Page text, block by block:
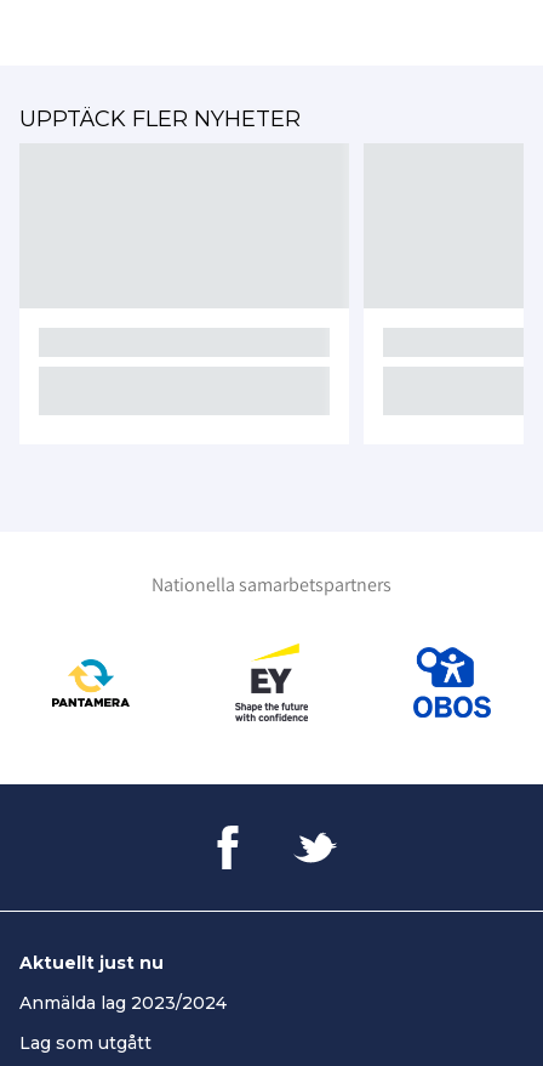
UPPTÄCK FLER NYHETER
Nationella samarbetspartners
Aktuellt just nu
Anmälda lag 2023/2024
Lag som utgått